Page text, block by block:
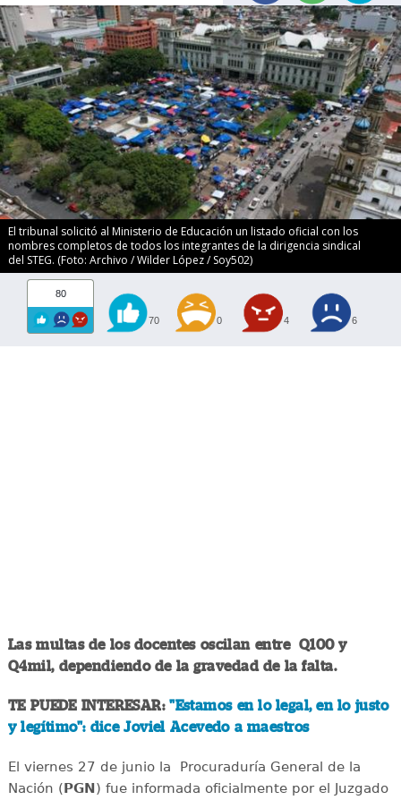
El tribunal solicitó al Ministerio de Educación un listado oficial con los
nombres completos de todos los integrantes de la dirigencia sindical
del STEG. (Foto: Archivo / Wilder López / Soy502)
80
70 0 4 6
Las multas de los docentes oscilan entre Q100 y
Q4mil, dependiendo de la gravedad de la falta.
TE PUEDE INTERESAR:"Estamos en lo legal, en lo justo
y legítimo": dice Joviel Acevedo a maestros
El viernes 27 de junio la Procuraduría General de la
Nación (PGN) fue informada oficialmente por el Juzgado